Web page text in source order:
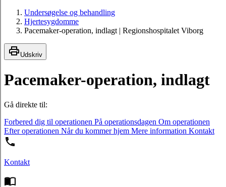
Undersøgelse og behandling
Hjertesygdomme
Pacemaker-operation, indlagt | Regionshospitalet Viborg
Udskriv
Pacemaker-operation, indlagt
Gå direkte til:
Forbered dig til operationen På operationsdagen Om operationen
Efter operationen Når du kommer hjem Mere information Kontakt
Kontakt